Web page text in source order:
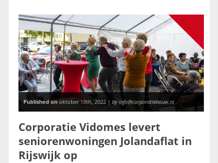
Nieuws
Published onoktober 18th, 2022 | by info@corporatiebouw.nl
Corporatie Vidomes levert
seniorenwoningen Jolandaflat in
Rijswijk op